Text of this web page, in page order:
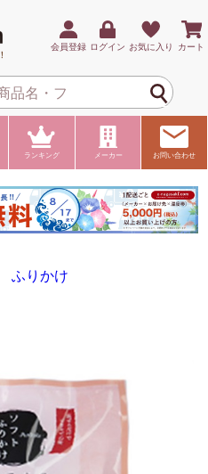
会員登録 ログイン お気に入り カート
ランキング メーカー お問い合わせ
ふりかけ